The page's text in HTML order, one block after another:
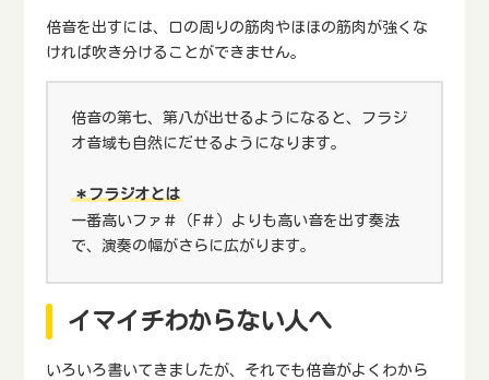
倍音を出すには、口の周りの筋肉やほほの筋肉が強くな
ければ吹き分けることができません。
倍音の第七、第八が出せるようになると、フラジ
オ音域も自然にだせるようになります。
＊フラジオとは
一番高いファ＃（F＃）よりも高い音を出す奏法
で、演奏の幅がさらに広がります。
イマイチわからない人へ
いろいろ書いてきましたが、それでも倍音がよくわから